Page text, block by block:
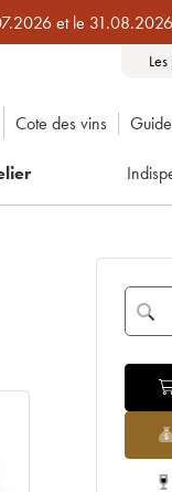
et le
Cote des vins